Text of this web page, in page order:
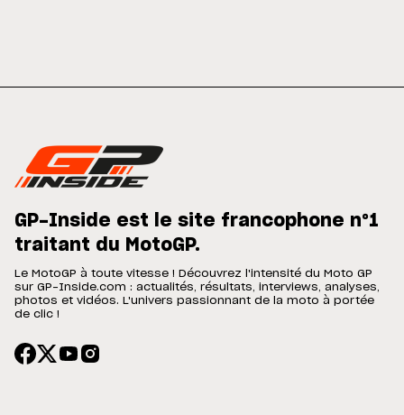
GP-Inside est le site francophone n°1
traitant du MotoGP.
Le MotoGP à toute vitesse ! Découvrez l'intensité du Moto GP
sur GP-Inside.com : actualités, résultats, interviews, analyses,
photos et vidéos. L'univers passionnant de la moto à portée
de clic !